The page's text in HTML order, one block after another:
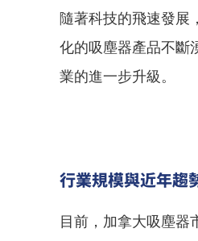
隨著科技的飛速發展
化的吸塵器產品不斷
業的進一步升級。
行業規模與近年趨
目前，加拿大吸塵器